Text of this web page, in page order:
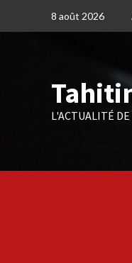
8 août 2026
L'ACTUALITÉ